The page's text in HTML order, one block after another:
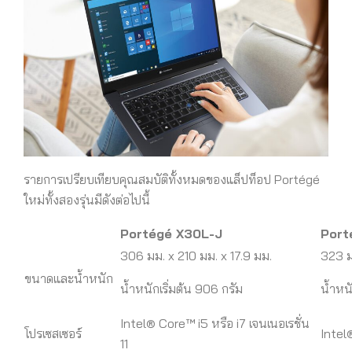
รายการเปรียบเทียบคุณสมบัติทั้งหมดของแล็ปท็อป Portégé
ใหม่ทั้งสองรุ่นมีดังต่อไปนี้
Portégé X30L-J
ขนาดและน้ำหนัก
306 มม. x 210 มม. x 17.9 มม.
น้ำหนักเริ่มต้น 906 กรัม
323
น้ำหนั
โปรเซสเซอร์
Intel® Core™ i5 หรือ i7 เจนเนอเรชั่น
11